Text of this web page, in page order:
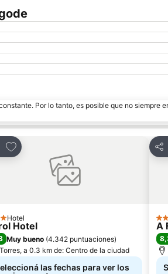
Por lo tanto, es posible que no siempre
Añadir a favoritos
Hotel
Hotel
Muy bueno (4.342 puntuaciones)
Torres, a 0.3 km de: Centro de la ciudad
las fechas para ver los
2
A